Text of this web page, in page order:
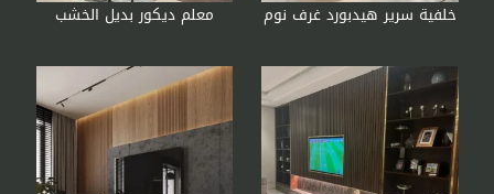
خلفية سرير هيدبورد غرف نوم معلم ديكور بديل الخشب